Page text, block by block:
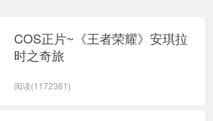
社区 二次元泛娱
COS正片~《王者荣耀》安琪拉
时之奇旅
阅读(1172361)